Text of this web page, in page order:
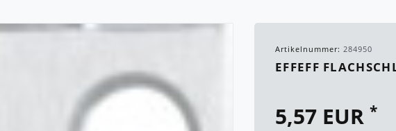
Artikelnummer: 284950
EFFEFF
5,57 EUR *